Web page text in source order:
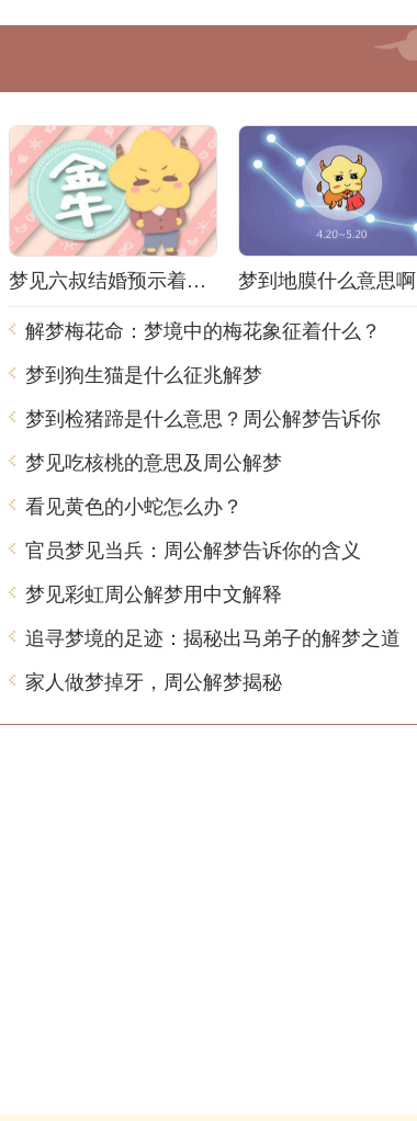
梦见六叔结婚预示着什么？解梦师告诉你真相！
解梦梅花命：梦境中的梅花象征着什么？
梦到狗生猫是什么征兆解梦
梦到检猪蹄是什么意思？周公解梦告诉你
梦见吃核桃的意思及周公解梦
看见黄色的小蛇怎么办？
官员梦见当兵：周公解梦告诉你的含义
梦见彩虹周公解梦用中文解释
追寻梦境的足迹：揭秘出马弟子的解梦之道
家人做梦掉牙，周公解梦揭秘